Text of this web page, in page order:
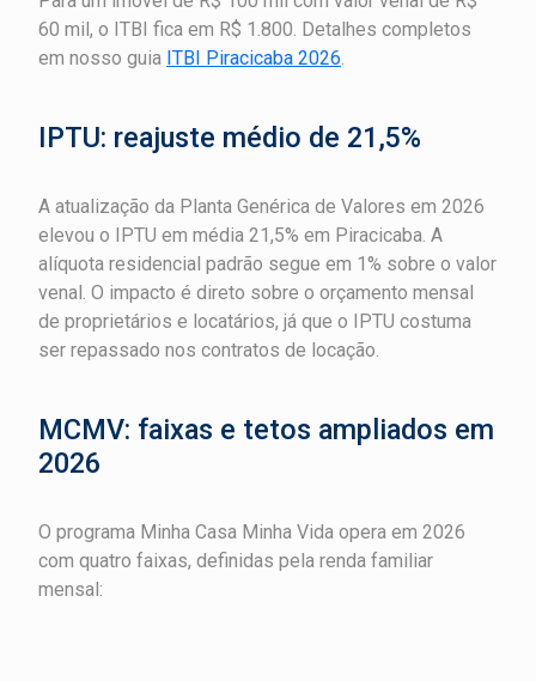
60 mil, o ITBI fica em R$ 1.800. Detalhes completos
em nosso guia ITBI Piracicaba 2026.
IPTU: reajuste médio de 21,5%
A atualização da Planta Genérica de Valores em 2026
elevou o IPTU em média 21,5% em Piracicaba. A
alíquota residencial padrão segue em 1% sobre o valor
venal. O impacto é direto sobre o orçamento mensal
de proprietários e locatários, já que o IPTU costuma
ser repassado nos contratos de locação.
MCMV: faixas e tetos ampliados em
2026
O programa Minha Casa Minha Vida opera em 2026
com quatro faixas, definidas pela renda familiar
mensal: